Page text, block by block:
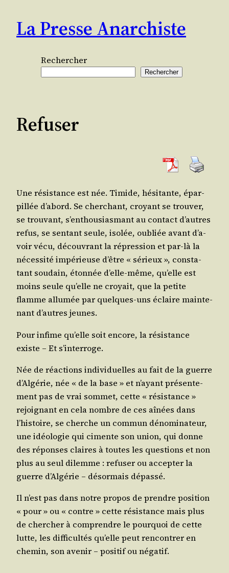
contenu
La Presse Anarchiste
Rechercher
Rechercher
Refuser
Une résis­tance est née. Timide, hési­tante, épar­
pillée d’a­bord. Se cher­chant, croyant se trou­ver,
se trou­vant, s’en­thou­sias­mant au contact d’autres
refus, se sen­tant seule, iso­lée, oubliée avant d’a­
voir vécu, décou­vrant la répres­sion et par-là la
néces­si­té impé­rieuse d’être « sérieux », consta­
tant sou­dain, éton­née d’elle-même, qu’elle est
moins seule qu’elle ne croyait, que la petite
flamme allu­mée par quelques-uns éclaire main­te­
nant d’autres jeunes.
Pour infime qu’elle soit encore, la résis­tance
existe – Et s’interroge.
Née de réac­tions indi­vi­duelles au fait de la guerre
d’Al­gé­rie, née « de la base » et n’ayant pré­sen­te­
ment pas de vrai som­met, cette « résis­tance »
rejoi­gnant en cela nombre de ces aînées dans
l’his­toire, se cherche un com­mun déno­mi­na­teur,
une idéo­lo­gie qui cimente son union, qui donne
des réponses claires à toutes les ques­tions et non
plus au seul dilemme : refu­ser ou accep­ter la
guerre d’Al­gé­rie – désor­mais dépassé.
Il n’est pas dans notre pro­pos de prendre posi­tion
« pour » ou « contre » cette résis­tance mais plus
de cher­cher à com­prendre le pour­quoi de cette
lutte, les dif­fi­cul­tés qu’elle peut ren­con­trer en
che­min, son ave­nir – posi­tif ou négatif.